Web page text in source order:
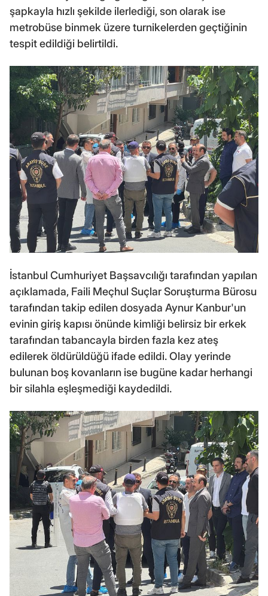
şapkayla hızlı şekilde ilerlediği, son olarak ise
metrobüse binmek üzere turnikelerden geçtiğinin
tespit edildiği belirtildi.
İstanbul Cumhuriyet Başsavcılığı tarafından yapılan
açıklamada, Faili Meçhul Suçlar Soruşturma Bürosu
tarafından takip edilen dosyada Aynur Kanbur'un
evinin giriş kapısı önünde kimliği belirsiz bir erkek
tarafından tabancayla birden fazla kez ateş
edilerek öldürüldüğü ifade edildi. Olay yerinde
bulunan boş kovanların ise bugüne kadar herhangi
bir silahla eşleşmediği kaydedildi.